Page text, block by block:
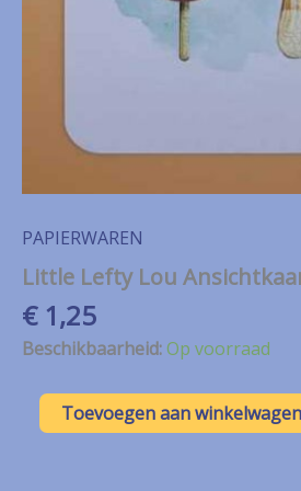
PAPIERWAREN
Little Lefty Lou
€1,25
Beschikbaarheid:Op voorraad
Little
Lefty
Toevoegen aan winkelwagen